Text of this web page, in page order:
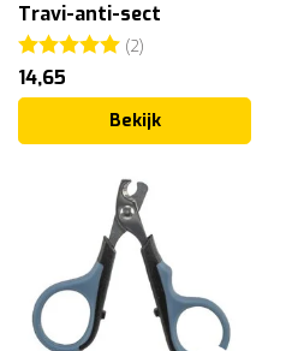
Travi-anti-sect
Beoordeling:(2)
14,65
Bekijk